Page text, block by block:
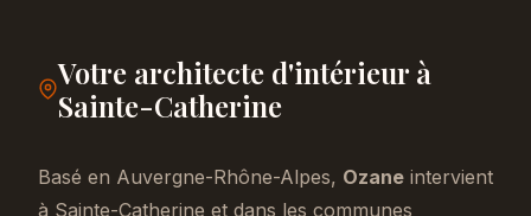
Votre architecte d'intérieur à
Sainte-Catherine
Basé en Auvergne-Rhône-Alpes, Ozane intervient
à Sainte-Catherine et dans les communes